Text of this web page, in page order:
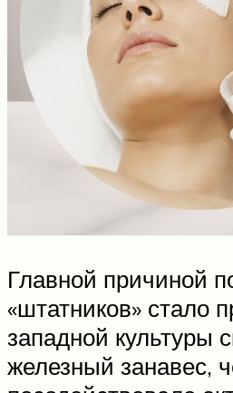
Главной причиной
«штатников» стало
западной культуры
железный занавес,